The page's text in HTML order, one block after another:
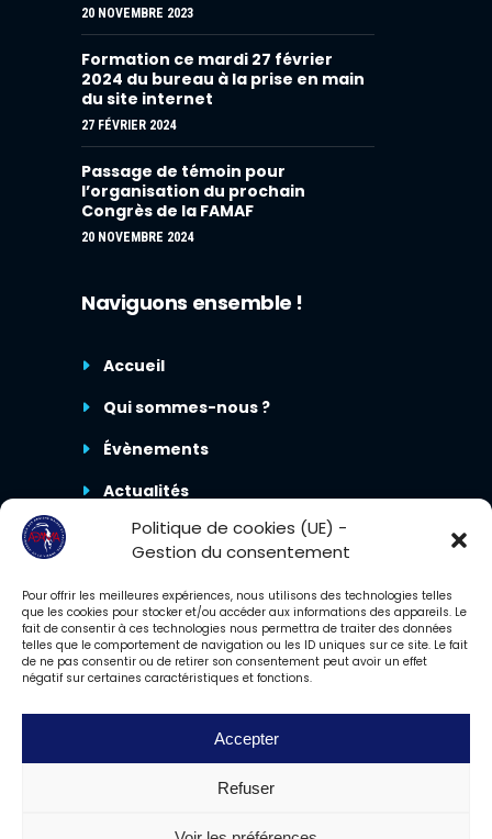
Politique de cookies (UE) -
Gestion du consentement
Pour offrir les meilleures expériences, nous utilisons des technologies telles
que les cookies pour stocker et/ou accéder aux informations des appareils. Le
fait de consentir à ces technologies nous permettra de traiter des données
telles que le comportement de navigation ou les ID uniques sur ce site. Le fait
de ne pas consentir ou de retirer son consentement peut avoir un effet
négatif sur certaines caractéristiques et fonctions.
Accepter
Refuser
20 NOVEMBRE 2023
Formation ce mardi 27 février
2024 du bureau à la prise en main
du site internet
27 FÉVRIER 2024
Passage de témoin pour
l’organisation du prochain
Congrès de la FAMAF
20 NOVEMBRE 2024
Naviguons ensemble !
Accueil
Qui sommes-nous ?
Évènements
Actualités
Nous contacter
2023 – Tous droits réservés. ©ADAMA86.
Propulsé avec ♥ par